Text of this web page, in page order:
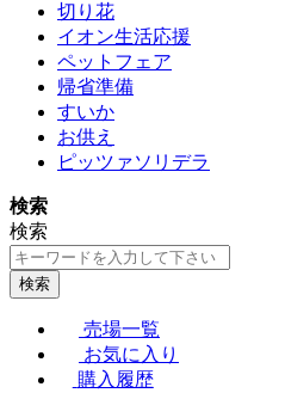
切り花
イオン生活応援
ペットフェア
帰省準備
すいか
お供え
ピッツァソリデラ
検索
検索
検索
売場一覧
お気に入り
購入履歴